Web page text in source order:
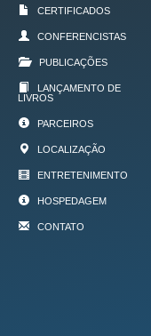
CERTIFICADOS
CONFERENCISTAS
PUBLICAÇÕES
LANÇAMENTO DE
LIVROS
PARCEIROS
LOCALIZAÇÃO
ENTRETENIMENTO
HOSPEDAGEM
CONTATO